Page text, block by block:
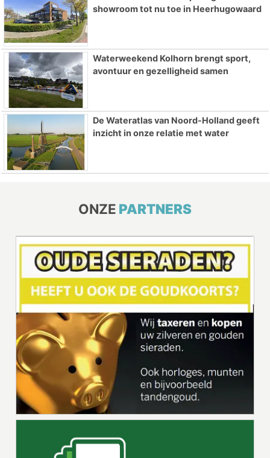
showroom tot nu toe in Heerhugowaard
Waterweekend Kolhorn brengt sport,
avontuur en gezelligheid samen
De Wateratlas van Noord-Holland geeft
inzicht in onze relatie met water
ONZE PARTNERS